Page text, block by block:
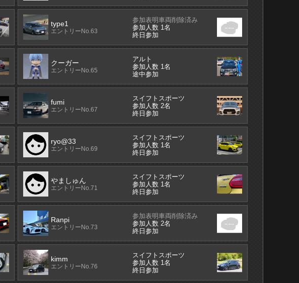
type1
エントリーNo.63
参加表明車両削除済み
参加人数 1名
終日参加
クーガー
エントリーNo.65
アルト
参加人数 1名
途中参加
fumi
エントリーNo.67
スイフトスポーツ
参加人数 2名
終日参加
ryo@33
エントリーNo.69
スイフトスポーツ
参加人数 1名
終日参加
やましゅん
エントリーNo.71
スイフトスポーツ
参加人数 1名
終日参加
Ranpi
エントリーNo.73
参加表明車両削除済み
参加人数 2名
終日参加
kimm
エントリーNo.76
スイフトスポーツ
参加人数 1名
終日参加